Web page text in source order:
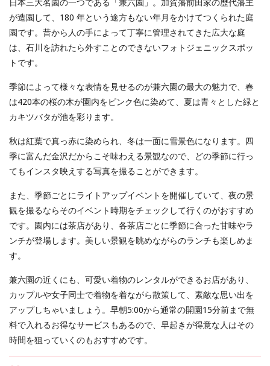
が造園して、180 年という途方もない年月をかけてつくられた庭
園です。昔から人の手によって丁寧に管理されてきた広大な庭
は、石川を訪れたら外すことのできないフォトジェニックスポッ
トです。
季節によって様々な表情を見せるのが兼六園の最大の魅力で、春
は420本の桜の木が園内をピンク色に染めて、夏は青々とした緑と
カキツバタが池を彩ります。
秋は紅葉で真っ赤に染められ、冬は一面に雪景色になります。四
季に富んだ金沢だからこそ味わえる景観なので、どの季節に行っ
てもインスタ映えする写真を撮ることができます。
また、季節ごとにライトアップイベントを開催していて、夜の景
観を撮るならそのイベント時期をチェックして行くのがおすすめ
です。園内には茶店があり、各茶店ごとに季節に合った甘味やラ
ンチが登場します。美しい景観を眺めながらのランチも楽しめま
す。
兼六園の近くにも、可愛い着物のレンタルができるお店があり、
カップルや女子同士で着物を着ながら散策して、素敵な思い出を
アップしちゃいましょう。早朝5:00から通常の開園15分前まで無
料で入れるお得なサービスもあるので、早起きが得意な人はその
時間を狙っていくのもおすすめです。